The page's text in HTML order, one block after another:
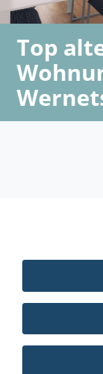
Top